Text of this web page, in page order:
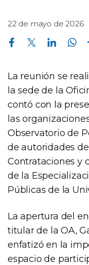
22 de mayo de 2026
Compartir en Facebook Compartir en Twitter Compartir en Linkedin Compartir en Whatsapp
La reunión se
la sede de la
contó con la
las
Observatorio de
de autoridades
Contrataciones y
de la
Públicas de la
La apertura del
titular de la OA,
enfatizó en la
espacio de